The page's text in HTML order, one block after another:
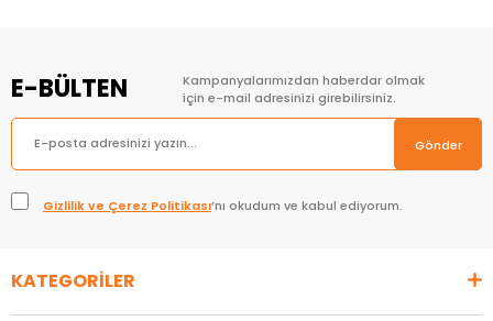
E-BÜLTEN
Kampanyalarımızdan haberdar olmak
için e-mail adresinizi girebilirsiniz.
Gönder
Gizlilik ve Çerez Politikası’nı okudum ve kabul ediyorum.
KATEGORİLER